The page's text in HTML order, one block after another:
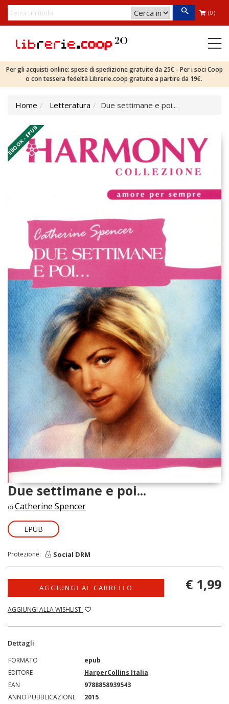
(0)
Per gli acquisti online: spese di spedizione gratuite da 25€ - Per i soci Coop
o con tessera fedeltà Librerie.coop gratuite a partire da 19€.
Home Letteratura Due settimane e poi...
EBOOK - EPUB
Due settimane e poi...
di Catherine Spencer
EPUB
Protezione: Social DRM
AGGIUNGI AL CARRELLO
AGGIUNGI ALLA WISHLIST
€ 1,99
Dettagli
FORMATO
epub
EDITORE
HarperCollins Italia
EAN
9788858939543
ANNO PUBBLICAZIONE
2015